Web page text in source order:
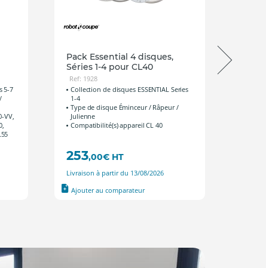
5-7
VV,
Pack Essential 4 disques,
Séries 1-4 pour CL40
Ref: 1928
Collection de disques ESSENTIAL Series
1-4
Type de disque Éminceur / Râpeur /
Julienne
Compatibilité(s) appareil CL 40
253,00€ HT
Livraison à partir du 13/08/2026
Ajouter au comparateur